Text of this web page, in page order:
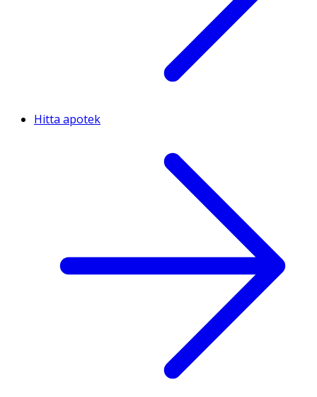
Hitta apotek